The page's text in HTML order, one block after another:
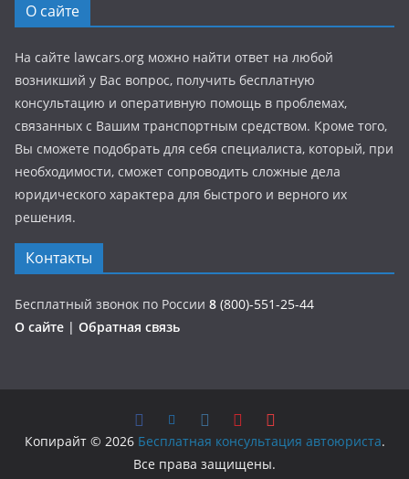
О сайте
На сайте lawcars.org можно найти ответ на любой
возникший у Вас вопрос, получить бесплатную
консультацию и оперативную помощь в проблемах,
связанных с Вашим транспортным средством. Кроме того,
Вы сможете подобрать для себя специалиста, который, при
необходимости, сможет сопроводить сложные дела
юридического характера для быстрого и верного их
решения.
Контакты
Бесплатный звонок по России 8 (800)-551-25-44
О сайте | Обратная связь
Копирайт © 2026 Бесплатная консультация автоюриста.
Все права защищены.